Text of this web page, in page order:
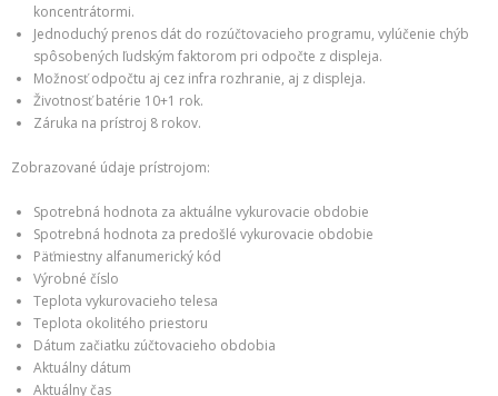
koncentrátormi.
Jednoduchý prenos dát do rozúčtovacieho programu, vylúčenie chýb
spôsobených ľudským faktorom pri odpočte z displeja.
Možnosť odpočtu aj cez infra rozhranie, aj z displeja.
Životnosť batérie 10+1 rok.
Záruka na prístroj 8 rokov.
Zobrazované údaje prístrojom:
Spotrebná hodnota za aktuálne vykurovacie obdobie
Spotrebná hodnota za predošlé vykurovacie obdobie
Päťmiestny alfanumerický kód
Výrobné číslo
Teplota vykurovacieho telesa
Teplota okolitého priestoru
Dátum začiatku zúčtovacieho obdobia
Aktuálny dátum
Aktuálny čas